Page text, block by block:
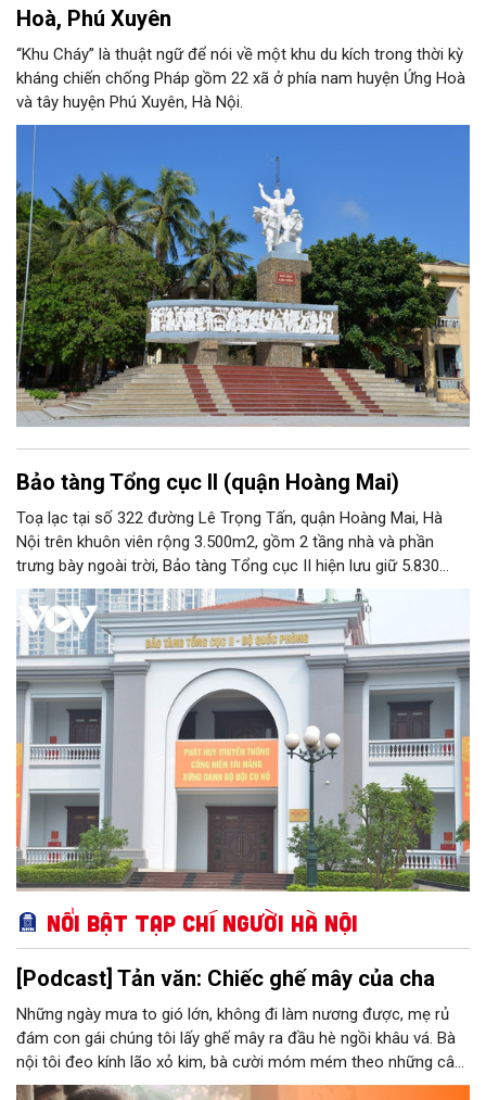
Hoà, Phú Xuyên
“Khu Cháy” là thuật ngữ để nói về một khu du kích trong thời kỳ
kháng chiến chống Pháp gồm 22 xã ở phía nam huyện Ứng Hoà
và tây huyện Phú Xuyên, Hà Nội.
Bảo tàng Tổng cục II (quận Hoàng Mai)
Toạ lạc tại số 322 đường Lê Trọng Tấn, quận Hoàng Mai, Hà
Nội trên khuôn viên rộng 3.500m2, gồm 2 tầng nhà và phần
trưng bày ngoài trời, Bảo tàng Tổng cục II hiện lưu giữ 5.830
hiện vật, trong đó có nhiều hiện vật quý hiếm gắn liền với cuộc
đời hoạt động của nhiều chiến sĩ tình báo xuất sắc của Quân
đội nhân dân Việt Nam. Với chức năng phục vụ công tác nghiên
cứu, tham quan học tập, giáo dục truyền thống, Bảo tàng Tổng
cục II chính thức được Bộ Văn hoá - Thông tin công nhận nằm
trong hệ thống các bảo tàng cấp 2 toàn quân.
Nổi bật Tạp chí Người Hà Nội
[Podcast] Tản văn: Chiếc ghế mây của cha
Những ngày mưa to gió lớn, không đi làm nương được, mẹ rủ
đám con gái chúng tôi lấy ghế mây ra đầu hè ngồi khâu vá. Bà
nội tôi đeo kính lão xỏ kim, bà cười móm mém theo những câu
chuyện kể tếu táo của đám trẻ chúng tôi. Chiếc ghế mây phát